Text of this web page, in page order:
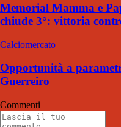
Memorial Mamma e
chiude 3°: vittoria
Calciomercato
Opportunità a
Guerreiro
Commenti